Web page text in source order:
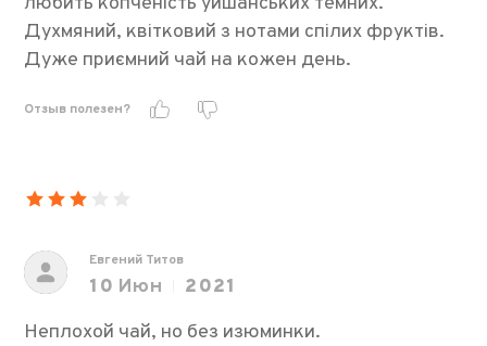
Духмяний, квітковий з нотами спілих фруктів.
Дуже приємний чай на кожен день.
Отзыв полезен?
Евгений Титов
10 Июн
2021
Неплохой чай, но без изюминки.